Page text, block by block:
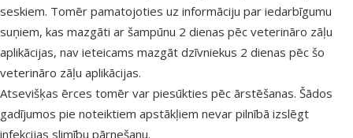
seskiem. Tomēr pamatojoties uz informāciju par iedarbīgumu
suņiem, kas mazgāti ar šampūnu 2 dienas pēc veterināro zāļu
aplikācijas, nav ieteicams mazgāt dzīvniekus 2 dienas pēc šo
veterināro zāļu aplikācijas.
Atsevišķas ērces tomēr var piesūkties pēc ārstēšanas. Šādos
gadījumos pie noteiktiem apstākļiem nevar pilnībā izslēgt
infekcijas slimību pārnešanu.